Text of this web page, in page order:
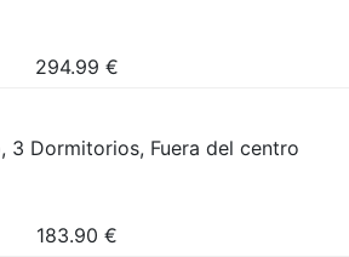
294.99 €
3 Dormitorios, Fuera del centro
183.90 €